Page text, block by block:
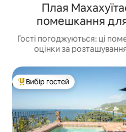
Плая
помешкання
Гості погоджуються: ці
оцінки за
Топ вибір гостей
Вибір гостей